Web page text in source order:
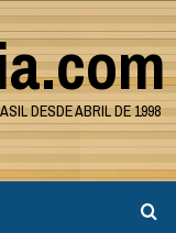
DESDE ABRIL DE 1998